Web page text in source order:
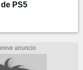
PS5